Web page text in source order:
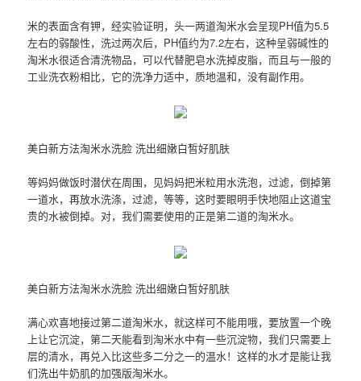
米的表面含有钾，经实验证明，头一两道淘米水会呈现PH值为5.5
左右的弱酸性，洗过两次后，PH值约为7.2左右，这种呈弱碱性的
淘米水很适合清洗物品，可以代替肥皂水洗掉皮脂，而且与一般的
工业洗衣粉相比，它的洗净力适中，质地温和，没有副作用。
美白新方法淘米水洗脸 洗出细嫩白皙好肌肤
等妈妈做饭时潜伏在周围，见妈妈把米粒用水洗泡，过滤，倒掉第
一道水，再放水洗涤，过滤，等等，这时要眼明手快地阻止这道宝
贵的水被倒掉。对，我们需要使用的正是第二道的淘米水。
美白新方法淘米水洗脸 洗出细嫩白皙好肌肤
满心欢喜地接过第二道淘米水，就这样可不能用哦，要放置一个晚
上让它沉淀，第二天能看到淘米水中有一些沉淀物，我们只需要上
层的清水，再兑入比这些多二分之一的温水！这样的水才是能让我
们洗出牛奶肌的加强版淘米水。